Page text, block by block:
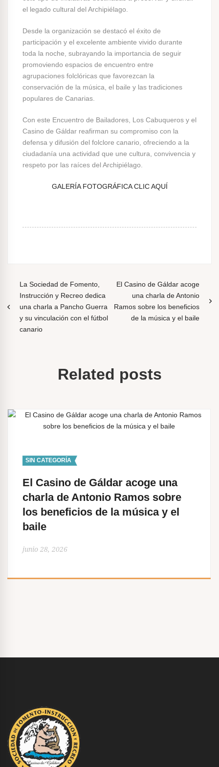
el legado cultural del Archipiélago.
Desde la organización se destacó el éxito de
participación y el excelente ambiente vivido durante
toda la noche, subrayando la importancia de seguir
promoviendo espacios de encuentro entre
agrupaciones folclóricas que favorezcan la
conservación de la música, el baile y las tradiciones
populares de Canarias.
Con este Encuentro de Bailadores, Los Cabuqueros y el
Casino de Gáldar reafirman su compromiso con la
defensa y difusión del folclore canario, ofreciendo a la
ciudadanía una actividad que une cultura, convivencia y
respeto por las raíces del Archipiélago.
GALERÍA FOTOGRÁFICA CLIC AQUÍ
a
ó
La Sociedad de Fomento,
Instrucción y Recreo dedica
una charla a Pancho Guerra
y su vinculación con el fútbol
canario
El Casino de Gáldar acoge
una charla de Antonio
Ramos sobre los beneficios
de la música y el baile
Related posts
SIN CATEGORÍA
El Casino de Gáldar acoge una
charla de Antonio Ramos sobre
los beneficios de la música y el
baile
junio 28, 2026